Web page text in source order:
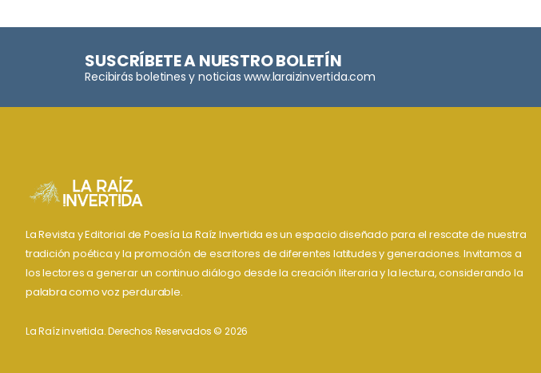
SUSCRÍBETE A NUESTRO BOLETÍN
Recibirás boletines y noticias www.laraizinvertida.com
La Revista y Editorial de Poesía La Raíz Invertida es un espacio diseñado para el rescate de nuestra
tradición poética y la promoción de escritores de diferentes latitudes y generaciones. Invitamos a
los lectores a generar un continuo diálogo desde la creación literaria y la lectura, considerando la
palabra como voz perdurable.
La Raíz invertida. Derechos Reservados © 2026